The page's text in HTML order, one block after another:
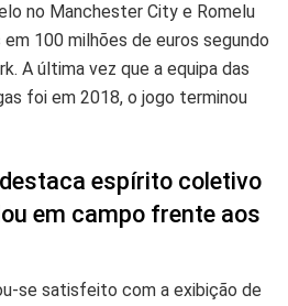
no Manchester City e Romelu
em 100 milhões de euros segundo
A última vez que a equipa das
foi em 2018, o jogo terminou
espírito coletivo
em campo frente aos
se satisfeito com a exibição de